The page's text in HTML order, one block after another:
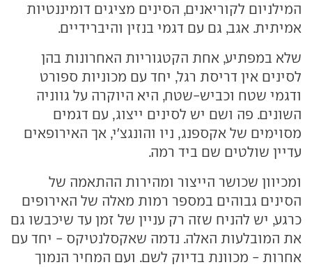
המילניום לקוריאנים, הסינים מציגים דומיננטיות
אמיתית. אגב, גם עם דגמי בנזין והיברידיים.
שלא במפתיע, אחת הקטגוריות האחרונות בהן
לסינים אין דריסת רגל, יחד עם מכוניות ספורט
ודגמי שטח וכביש-שטח, היא היוקרה על גווניה
השונים. פה ושם יש לסינים ייצוג, עם דגמים
מסוימים של אקספנג, ניו והונגצ'י, אך האירופאים
עדיין שולטים שם ביד רמה.
ומכיוון שכושר הייצור ומהירות ההתאמה של
הסינים גבוהים במספר רמות מאלה של האירופים
כרגע, יש להניח שזה רק עניין של זמן עד שיכבשו גם
את המובלעות האלה. נדמה שאקסלנטיקס - יחד עם
אחרות - מכוונת בדיוק לשם. ועם המחיר הנמוך